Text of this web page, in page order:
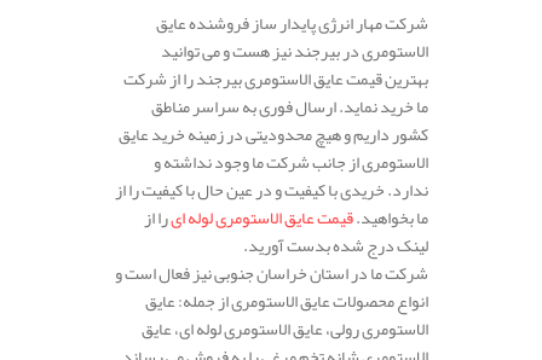
شرکت مهار انرژی پایدار ساز فروشنده عایق
الاستومری در بیرجند نیز هست و می توانید
بهترین قیمت عایق الاستومری بیرجند را از شرکت
ما خرید نماید. ارسال فوری به سراسر مناطق
کشور داریم و هیچ محدودیتی در زمینه خرید عایق
الاستومری از جانب شرکت ما وجود نداشته و
ندارد. خریدی با کیفیت و در عین حال با کیفیت را از
ما بخواهید.قیمت عایق الاستومری لوله ایرا از
لینک درج شده بدست آورید.
شرکت ما در استان خراسان جنوبی نیز فعال است و
انواع محصولات عایق الاستومری از جمله: عایق
الاستومری رولی، عایق الاستومری لوله ای، عایق